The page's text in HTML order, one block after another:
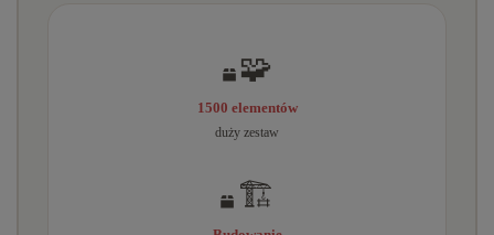
🧩
1500 elementów
duży zestaw
🏗️